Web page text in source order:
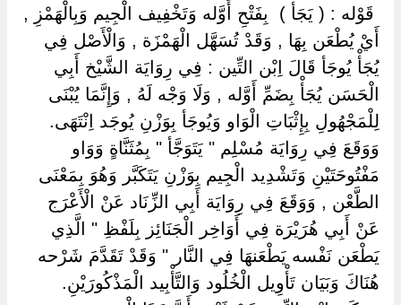
‏ ‏قَوْله : ( يَجَأْ ) ‏ ‏بِفَتْحِ أَوَّله وَتَخْفِيف الْجِيم وَبِالْهَمْزِ ,
أَيْ يُطْعَن بِهَا , وَقَدْ تُسَهَّل الْهَمْزَة , وَالْأَصْل فِي
يُجَأْ يُوجَأ قَالَ اِبْن التِّين : فِي رِوَايَة الشَّيْخ أَبِي
الْحَسَن يُجَأْ بِضَمِّ أَوَّله , وَلَا وَجْه لَهُ , وَإِنَّمَا يُبْنَى
لِلْمَجْهُولِ بِإِثْبَاتِ الْوَاو وَيُوجَأ بِوَزْنِ يُوجَد اِنْتَهَى.
وَوَقَعَ فِي رِوَايَة مُسْلِم " يَتَوَجَّأ " بِمُثَنَّاةٍ وَوَاو
مَفْتُوحَتَيْنِ وَتَشْدِيد الْجِيم بِوَزْنِ يَتَكَبَّر وَهُوَ بِمَعْنَى
الطَّعْن , وَوَقَعَ فِي رِوَايَة أَبِي الزِّنَاد عَنْ الْأَعْرَج
عَنْ أَبِي هُرَيْرَة فِي أَوَاخِر الْجَنَائِز بِلَفْظِ " الَّذِي
يَطْعَن نَفْسه يَطْعَنهَا فِي النَّار " وَقَدْ تَقَدَّمَ شَرْحه
هُنَاكَ وَبَيَان تَأْوِيل الْخُلُود وَالتَّأْبِيد الْمَذْكُورَيْنِ.